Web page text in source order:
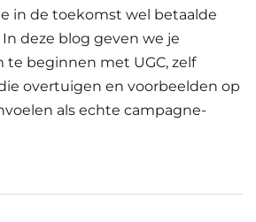
in de toekomst wel betaalde
deze blog geven we je
te beginnen met UGC, zelf
overtuigen en voorbeelden op
als echte campagne-